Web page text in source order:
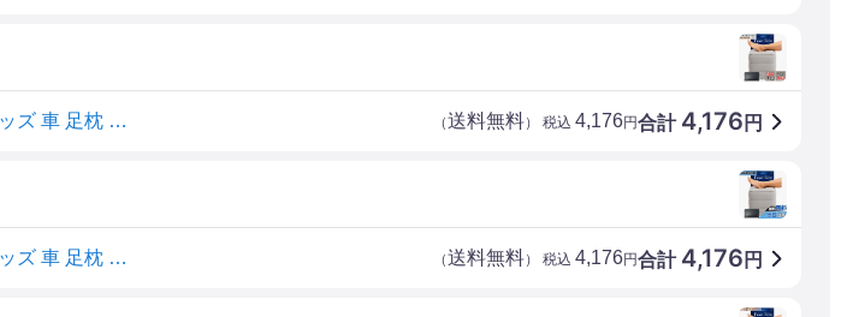
【送料無料】[TAVILAX] フットレスト 飛行機 【るるぶ掲載＆現役CA監修】 快適グッズ 車 足枕 足置き 車中泊マット (グレー) 合計 4,176 円
（送料無料） 税込 4,176円
【送料無料】[TAVILAX] フットレスト 飛行機 【るるぶ掲載＆現役CA監修】 快適グッズ 車 足枕 足置き 車中泊マット (グレー) 合計 4,176 円
（送料無料） 税込 4,176円